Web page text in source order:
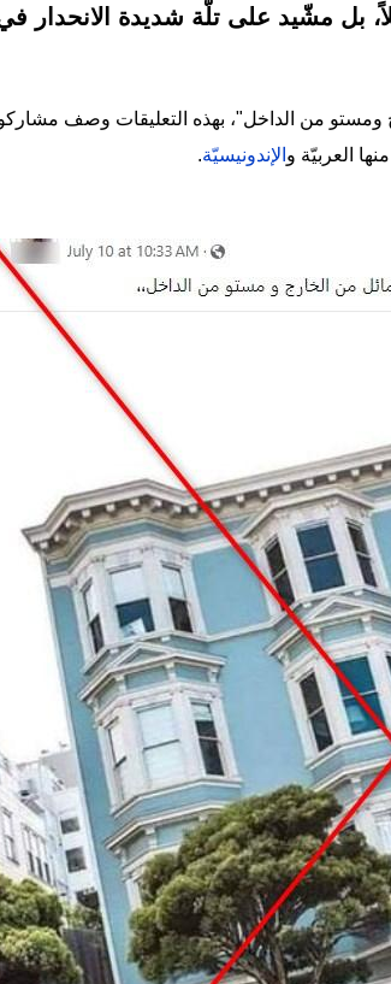
مشّيد على تلّة شديدة الانحدار في
ومستو من الداخل"، بهذه التعليقات وصف
الإندونيسيّة.